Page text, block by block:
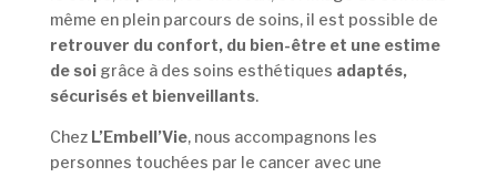
même en plein parcours de soins, il est possible de
retrouver du confort, du bien-être et une estime
de soigrâce à des soins esthétiques adaptés,
sécurisés et bienveillants.
Chez L’Embell’Vie, nous accompagnons les
personnes touchées par le cancer avec une